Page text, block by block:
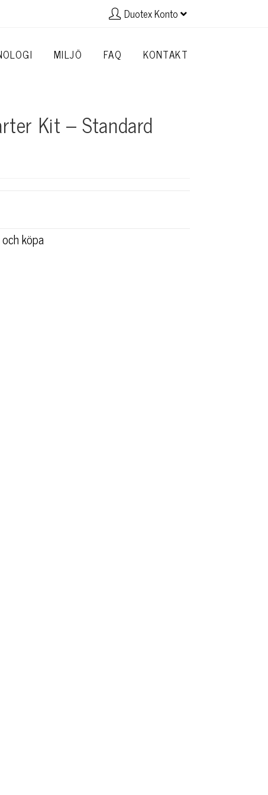
Duotex Konto
MILJÖ FAQ KONTAKT
Kit – Standard
köpa